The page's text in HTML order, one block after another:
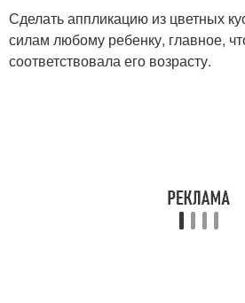
Сделать аппликацию из цветных
силам любому ребенку, главное,
соответствовала его возрасту.